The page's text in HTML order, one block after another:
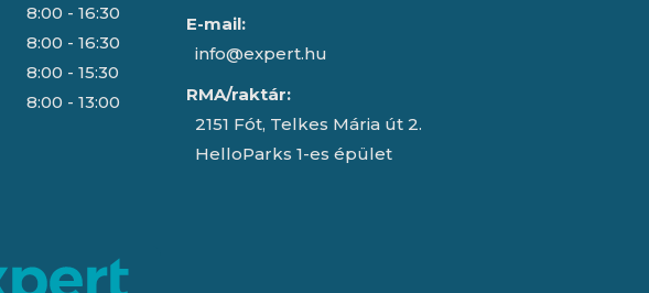
8:00 - 16:30
8:00 - 16:30
8:00 - 15:30
8:00 - 13:00
E-mail:
info@expert.hu
RMA/raktár:
2151 Fót, Telkes Mária út 2.
HelloParks 1-es épület